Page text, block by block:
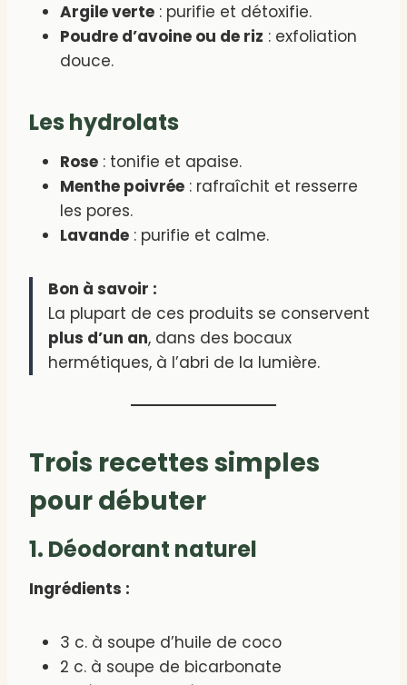
Argile verte : purifie et détoxifie.
Poudre d’avoine ou de riz : exfoliation
douce.
Les hydrolats
Rose : tonifie et apaise.
Menthe poivrée : rafraîchit et resserre
les pores.
Lavande : purifie et calme.
Bon à savoir :
La plupart de ces produits se conservent
plus d’un an, dans des bocaux
hermétiques, à l’abri de la lumière.
Trois recettes simples
pour débuter
1. Déodorant naturel
Ingrédients :
3 c. à soupe d’huile de coco
2 c. à soupe de bicarbonate